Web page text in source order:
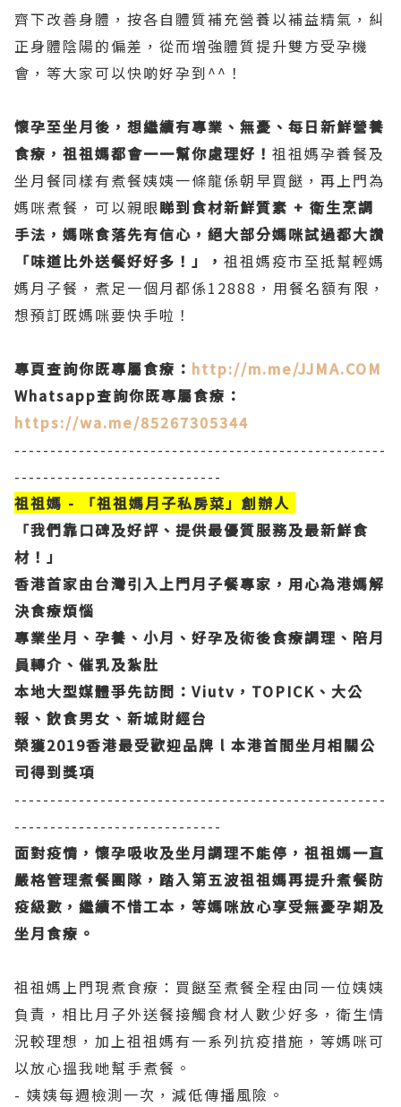
齊下改善身體，按各自體質補充營養以補益精氣，糾
正身體陰陽的偏差，從而增強體質提升雙方受孕機
會，等大家可以快啲好孕到^^！
懷孕至坐月後，想繼續有專業、無憂、每日新鮮營養
食療，祖祖媽都會一一幫你處理好！ 祖祖媽孕養餐及
坐月餐同樣有煮餐姨姨一條龍係朝早買餸，再上門為
媽咪煮餐，可以親眼睇到食材新鮮質素 + 衛生烹調
手法，媽咪食落先有信心，絕大部分媽咪試過都大讚
「味道比外送餐好好多！」， 祖祖媽疫市至抵幫輕媽
媽月子餐，煮足一個月都係12888，用餐名額有限，
想預訂既媽咪要快手啦！
專頁查詢你既專屬食療： http://m.me/JJMA.COM
Whatsapp查詢你既專屬食療：
https://wa.me/85267305344
----------------------------------------------------
-----------------------------
祖祖媽 - 「祖祖媽月子私房菜」創辦人
「我們靠口碑及好評、提供最優質服務及最新鮮食
材！」
香港首家由台灣引入上門月子餐專家，用心為港媽解
決食療煩惱
專業坐月、孕養、小月、好孕及術後食療調理、陪月
員轉介、催乳及紮肚
本地大型媒體爭先訪問：Viutv，TOPICK、大公
報、飲食男女、新城財經台
榮獲2019香港最受歡迎品牌 l 本港首間坐月相關公
司得到獎項
----------------------------------------------------
-----------------------------
面對疫情，懷孕吸收及坐月調理不能停，祖祖媽一直
嚴格管理煮餐團隊，踏入第五波祖祖媽再提升煮餐防
疫級數，繼續不惜工本，等媽咪放心享受無憂孕期及
坐月食療。
祖祖媽上門現煮食療：買餸至煮餐全程由同一位姨姨
負責，相比月子外送餐接觸食材人數少好多，衛生情
況較理想，加上祖祖媽有一系列抗疫措施，等媽咪可
以放心搵我哋幫手煮餐。
- 姨姨每週檢測一次，減低傳播風險。